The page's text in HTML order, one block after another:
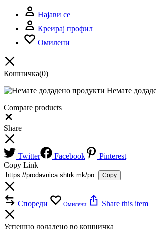
Најави се
Креирај профил
Омилени
Кошничка(0)
Немате
Compare products
Share
Twitter Facebook
Pinterest
Copy Link
Copy
Спореди Омилени Share this item
Успешно додадено во кошничка